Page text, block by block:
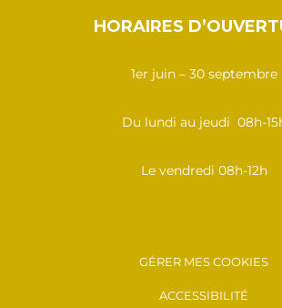
HORAIRES
1er juin – 30 septembre
Du lundi au jeudi 08h-
Le vendredi 08h-12h
GÉRER MES COOKIES
ACCESSIBILITÉ